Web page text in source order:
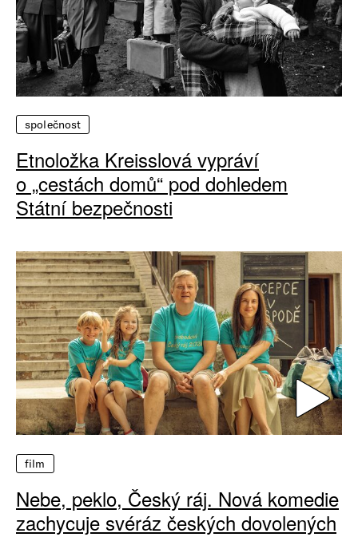
společnost
Etnoložka Kreisslová vypráví
o „cestách domů“ pod dohledem
Státní bezpečnosti
film
Nebe, peklo, Český ráj. Nová komedie
zachycuje svéráz českých dovolených